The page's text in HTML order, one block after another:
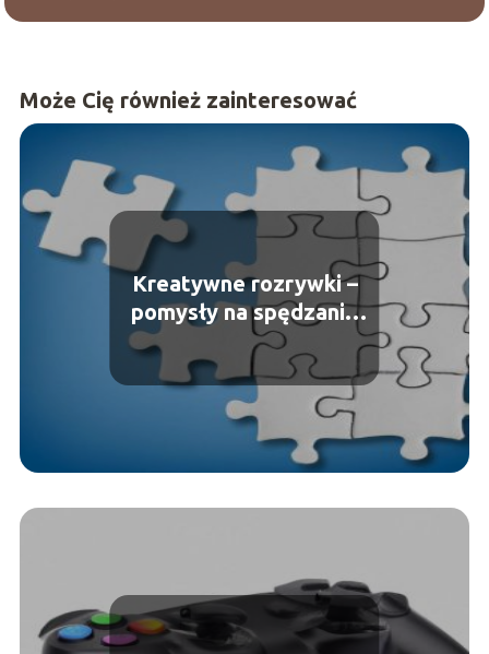
Może Cię również zainteresować
Kreatywne rozrywki –
pomysły na spędzanie
wolnego czasu bez
telefonu